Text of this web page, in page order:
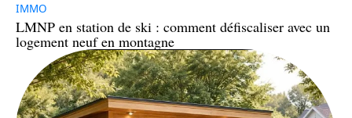
IMMO
LMNP en station de ski : comment défiscaliser avec un
logement neuf en montagne